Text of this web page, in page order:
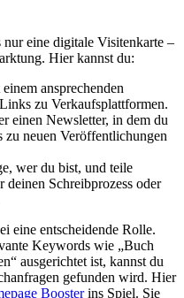
nur eine digitale Visitenkarte –
Hier kannst du:
ansprechenden
zu Verkaufsplattformen.
einen Newsletter, in dem du
neuen Veröffentlichungen
wer du bist, und teile
Schreibprozess oder
eine entscheidende Rolle.
Keywords wie „Buch
ausgerichtet ist, kannst du
gefunden wird. Hier
Boosterins Spiel. Sie